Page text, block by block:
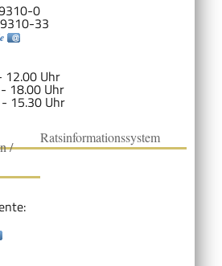
0
33
Uhr
Uhr
Uhr
/
Ratsinformationssystem